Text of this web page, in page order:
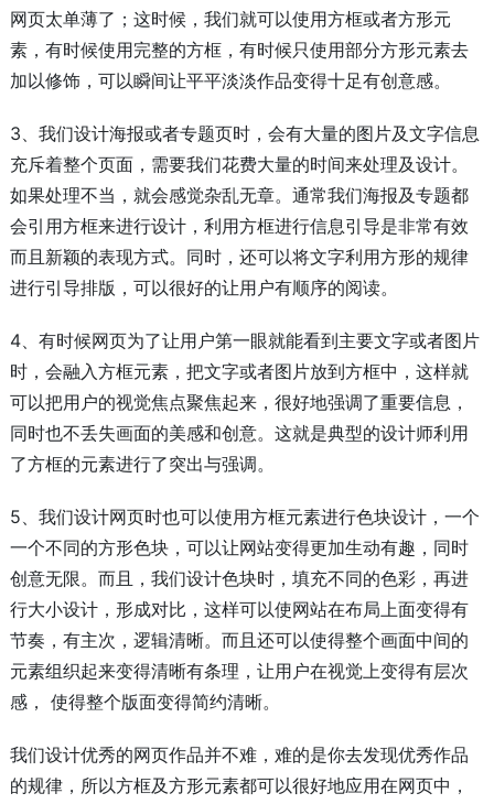
网页太单薄了；这时候，我们就可以使用方框或者方形元
素，有时候使用完整的方框，有时候只使用部分方形元素去
加以修饰，可以瞬间让平平淡淡作品变得十足有创意感。
3、我们设计海报或者专题页时，会有大量的图片及文字信息
充斥着整个页面，需要我们花费大量的时间来处理及设计。
如果处理不当，就会感觉杂乱无章。通常我们海报及专题都
会引用方框来进行设计，利用方框进行信息引导是非常有效
而且新颖的表现方式。同时，还可以将文字利用方形的规律
进行引导排版，可以很好的让用户有顺序的阅读。
4、有时候网页为了让用户第一眼就能看到主要文字或者图片
时，会融入方框元素，把文字或者图片放到方框中，这样就
可以把用户的视觉焦点聚焦起来，很好地强调了重要信息，
同时也不丢失画面的美感和创意。这就是典型的设计师利用
了方框的元素进行了突出与强调。
5、我们设计网页时也可以使用方框元素进行色块设计，一个
一个不同的方形色块，可以让网站变得更加生动有趣，同时
创意无限。而且，我们设计色块时，填充不同的色彩，再进
行大小设计，形成对比，这样可以使网站在布局上面变得有
节奏，有主次，逻辑清晰。而且还可以使得整个画面中间的
元素组织起来变得清晰有条理，让用户在视觉上变得有层次
感， 使得整个版面变得简约清晰。
我们设计优秀的网页作品并不难，难的是你去发现优秀作品
的规律，所以方框及方形元素都可以很好地应用在网页中，